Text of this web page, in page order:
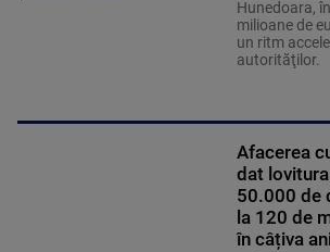
Hunedoara,
milioane de
un ritm
autorităţilor.
Afacerea
dat
50.000 de
la 120 de
în câțiva